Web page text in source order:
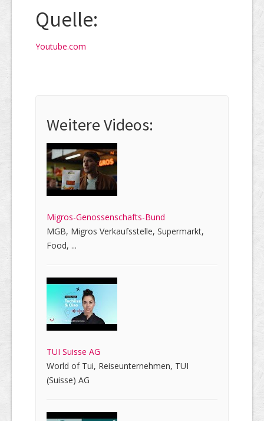
Quelle:
Youtube.com
Weitere Videos:
Migros-Genossenschafts-Bund
MGB, Migros Verkaufsstelle, Supermarkt,
Food, ...
TUI Suisse AG
World of Tui, Reiseunternehmen, TUI
(Suisse) AG